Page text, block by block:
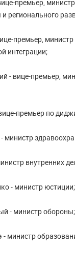
премьер, министр
регионального
премьер,
интеграции;
- вице-премьер,
премьер по
министр
внутренних
- министр юстиции;
- министр обороны;
- министр